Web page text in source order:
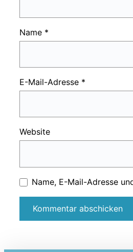
Name *
E-Mail-Adresse *
Website
Name, E-Mail-Adresse